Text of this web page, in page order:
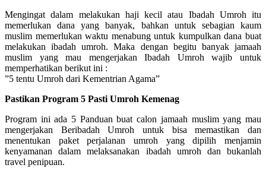
Mengingat dalam melakukan haji kecil atau Ibadah Umroh itu
memerlukan dana yang banyak, bahkan untuk sebagian kaum
muslim memerlukan waktu menabung untuk kumpulkan dana buat
melakukan ibadah umroh. Maka dengan begitu banyak jamaah
muslim yang mau mengerjakan Ibadah Umroh wajib untuk
memperhatikan berikut ini :
”5 tentu Umroh dari Kementrian Agama”
Pastikan Program 5 Pasti Umroh Kemenag
Program ini ada 5 Panduan buat calon jamaah muslim yang mau
mengerjakan Beribadah Umroh untuk bisa memastikan dan
menentukan paket perjalanan umroh yang dipilih menjamin
kenyamanan dalam melaksanakan ibadah umroh dan bukanlah
travel penipuan.